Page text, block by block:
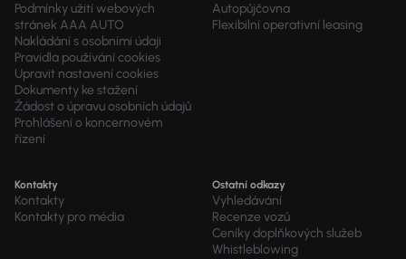
Podmínky užití webových
stránek AAA AUTO
Nakládání s osobními údaji
Pravidla používání cookies
Upravit nastavení cookies
Dokumenty ke stažení
Žádost o úpravu osobních údajů
Prohlášení o koncernovém
řízení
Autopůjčovna
Flexibilní operativní leasing
Kontakty
Kontakty
Kontakty pro média
Ostatní odkazy
Vyhledávání
Recenze vozů
Ceníky doplňkových služeb
Whistleblowing